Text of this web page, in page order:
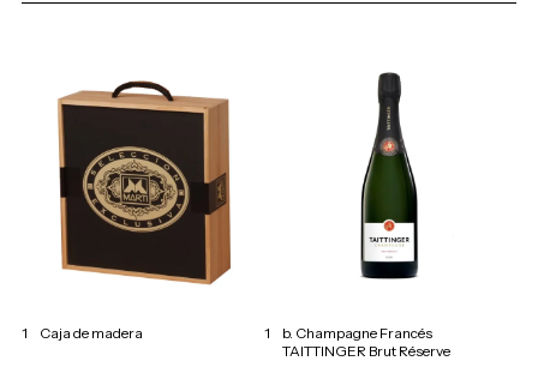
1 Caja de madera 1
b. Champagne Francés
TAITTINGER Brut Réserve